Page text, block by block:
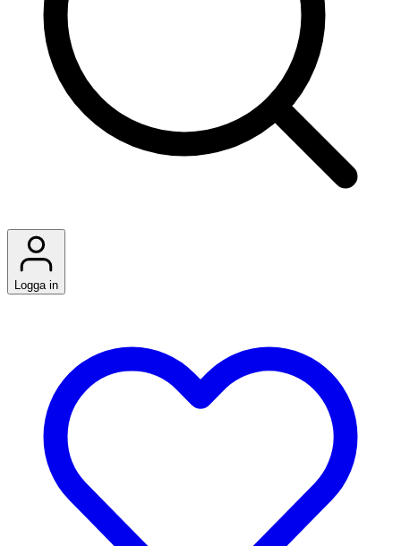
Logga in